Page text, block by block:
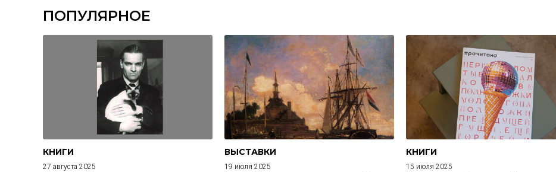
ПОПУЛЯРНОЕ
КНИГИ
27 августа 2025
ВЫСТАВКИ
19 июля 2025
КНИГИ
15 июля 2025